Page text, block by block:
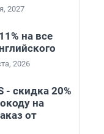
2027
на все
2026
- скидка 20%
на
от